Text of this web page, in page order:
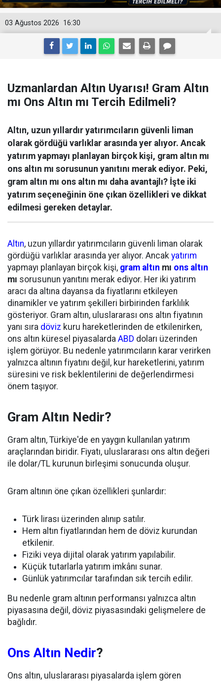
16:30
03 Ağustos 2026
Uzmanlardan Altın Uyarısı! Gram Altın
mı Ons Altın mı Tercih Edilmeli?
Altın, uzun yıllardır yatırımcıların güvenli liman
olarak gördüğü varlıklar arasında yer alıyor. Ancak
yatırım yapmayı planlayan birçok kişi, gram altın mı
ons altın mı sorusunun yanıtını merak ediyor. Peki,
gram altın mı ons altın mı daha avantajlı? İşte iki
yatırım seçeneğinin öne çıkan özellikleri ve dikkat
edilmesi gereken detaylar.
Altın, uzun yıllardır yatırımcıların güvenli liman olarak
gördüğü varlıklar arasında yer alıyor. Ancak yatırım
yapmayı planlayan birçok kişi, gram altın mı ons altın
mı sorusunun yanıtını merak ediyor. Her iki yatırım
aracı da altına dayansa da fiyatlarını etkileyen
dinamikler ve yatırım şekilleri birbirinden farklılık
gösteriyor. Gram altın, uluslararası ons altın fiyatının
yanı sıra döviz kuru hareketlerinden de etkilenirken,
ons altın küresel piyasalarda ABD doları üzerinden
işlem görüyor. Bu nedenle yatırımcıların karar verirken
yalnızca altının fiyatını değil, kur hareketlerini, yatırım
süresini ve risk beklentilerini de değerlendirmesi
önem taşıyor.
Gram Altın Nedir?
Gram altın, Türkiye'de en yaygın kullanılan yatırım
araçlarından biridir. Fiyatı, uluslararası ons altın değeri
ile dolar/TL kurunun birleşimi sonucunda oluşur.
Gram altının öne çıkan özellikleri şunlardır:
Türk lirası üzerinden alınıp satılır.
Hem altın fiyatlarından hem de döviz kurundan
etkilenir.
Fiziki veya dijital olarak yatırım yapılabilir.
Küçük tutarlarla yatırım imkânı sunar.
Günlük yatırımcılar tarafından sık tercih edilir.
Bu nedenle gram altının performansı yalnızca altın
piyasasına değil, döviz piyasasındaki gelişmelere de
bağlıdır.
Ons Altın Nedir?
Ons altın, uluslararası piyasalarda işlem gören